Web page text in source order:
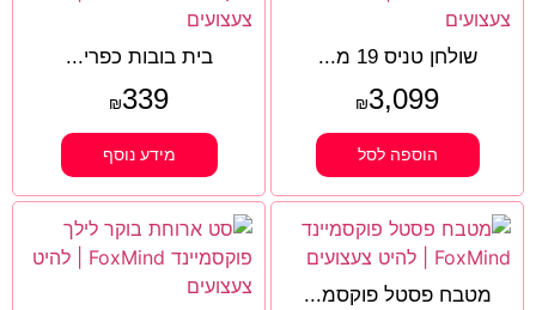
שולחן טניס 19 מ...
₪3,099
הוספה לסל
בית בובות כפרי...
₪339
מידע נוסף
מטבח פסטל פוקסמ...